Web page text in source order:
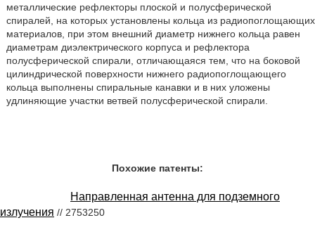
металлические рефлекторы плоской и полусферической
спиралей, на которых установлены кольца из радиопоглощающих
материалов, при этом внешний диаметр нижнего кольца равен
диаметрам диэлектрического корпуса и рефлектора
полусферической спирали, отличающаяся тем, что на боковой
цилиндрической поверхности нижнего радиопоглощающего
кольца выполнены спиральные канавки и в них уложены
удлиняющие участки ветвей полусферической спирали.
Похожие патенты:
Направленная антенна для подземного
излучения // 2753250